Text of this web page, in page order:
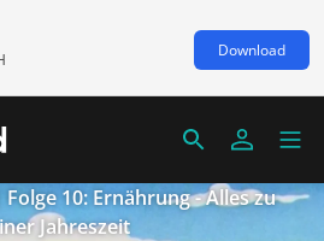
Download
10: Ernährung - Alles zu
Jahreszeit